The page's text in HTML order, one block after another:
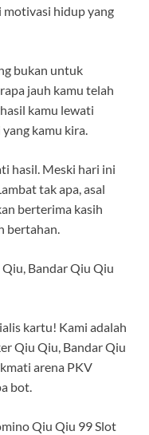
motivasi hidup yang
bukan untuk
jauh kamu telah
kamu lewati
kamu kira.
hasil. Meski hari ini
tak apa, asal
berterima kasih
bertahan.
Bandar Qiu Qiu
kartu! Kami adalah
Qiu Qiu, Bandar Qiu
arena PKV
bot.
Qiu Qiu 99 Slot